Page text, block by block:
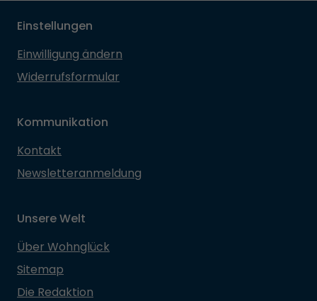
Einstellungen
Einwilligung ändern
Widerrufsformular
Kommunikation
Kontakt
Newsletteranmeldung
Unsere Welt
Über Wohnglück
Sitemap
Die Redaktion